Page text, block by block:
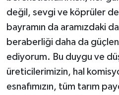
değil, sevgi ve köprüler
bayramın da aramızdaki
beraberliği daha da
ediyorum. Bu duygu ve
üreticilerimizin, hal
esnafımızın, tüm tarım